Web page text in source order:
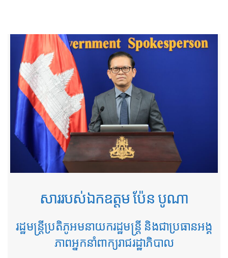
សាររបស់ឯកឧត្តម ប៉ែន បូណា
រដ្ឋមន្ត្រីប្រតិភូអមនាយករដ្ឋមន្ត្រី និងជាប្រធានអង្គ
ភាពអ្នកនាំពាក្យរាជរដ្ឋាភិបាល